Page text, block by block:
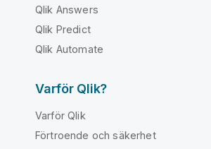
Qlik Answers
Qlik Predict
Qlik Automate
Varför Qlik?
Varför Qlik
Förtroende och säkerhet